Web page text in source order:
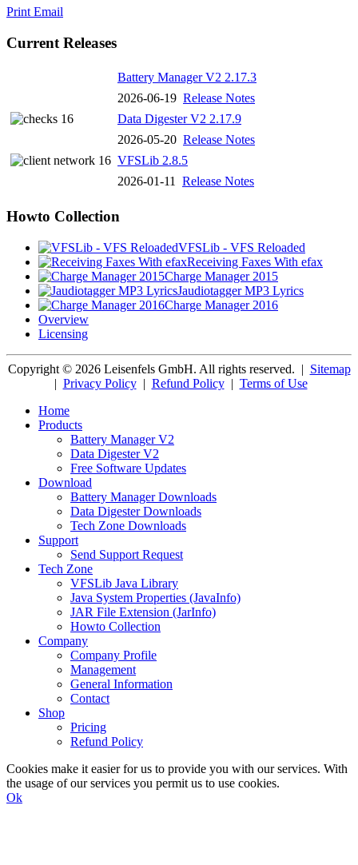
Print Email
Current Releases
Battery Manager V2 2.17.3
2026-06-19 Release Notes
Data Digester V2 2.17.9
2026-05-20 Release Notes
VFSLib 2.8.5
2026-01-11 Release Notes
Howto Collection
VFSLib - VFS Reloaded
Receiving Faxes With efax
Charge Manager 2015
Jaudiotagger MP3 Lyrics
Charge Manager 2016
Overview
Licensing
Copyright © 2026 Leisenfels GmbH. All rights reserved. | Sitemap
| Privacy Policy| Refund Policy| Terms of Use
Home
Products
Battery Manager V2
Data Digester V2
Free Software Updates
Download
Battery Manager Downloads
Data Digester Downloads
Tech Zone Downloads
Support
Send Support Request
Tech Zone
VFSLib Java Library
Java System Properties (JavaInfo)
JAR File Extension (JarInfo)
Howto Collection
Company
Company Profile
Management
General Information
Contact
Shop
Pricing
Refund Policy
Cookies make it easier for us to provide you with our services. With
the usage of our services you permit us to use cookies.
Ok